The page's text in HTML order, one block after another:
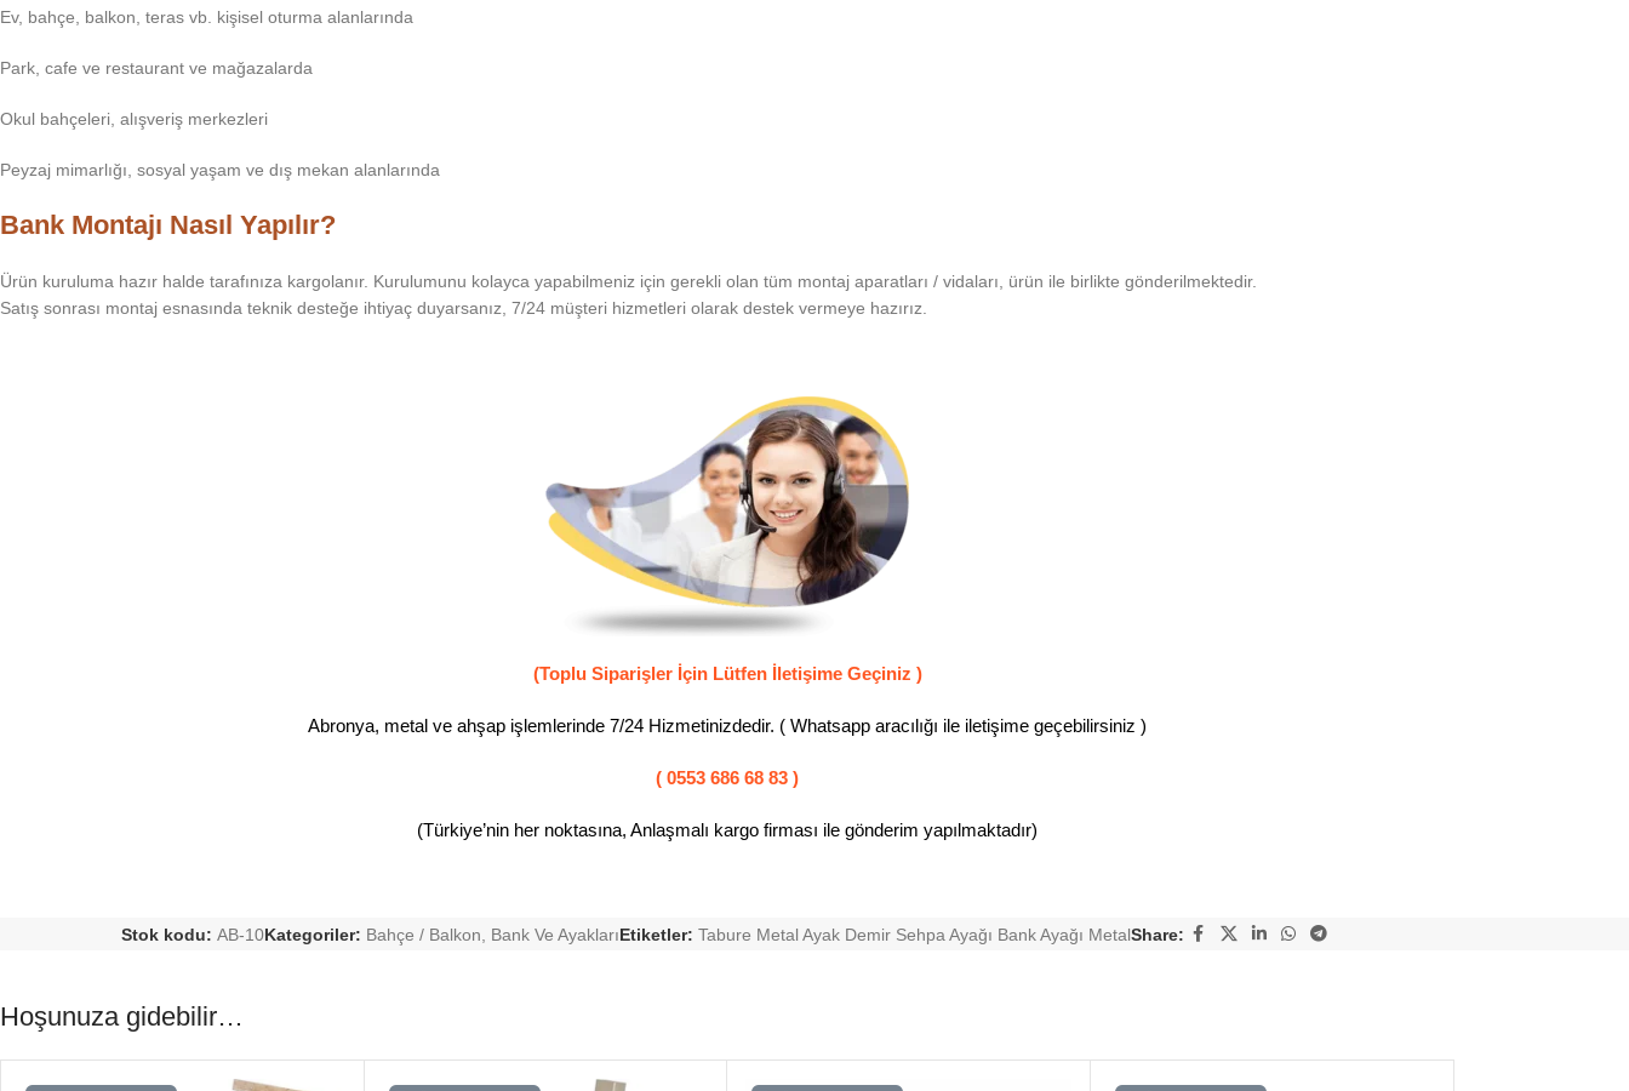
Ev, bahçe, balkon, teras vb. kişisel oturma alanlarında
Park, cafe ve restaurant ve mağazalarda
Okul bahçeleri, alışveriş merkezleri
Peyzaj mimarlığı, sosyal yaşam ve dış mekan alanlarında
Bank Montajı Nasıl Yapılır?
Ürün kuruluma hazır halde tarafınıza kargolanır. Kurulumunu kolayca yapabilmeniz için gerekli olan tüm montaj aparatları / vidaları, ürün ile birlikte gönderilmektedir.
Satış sonrası montaj esnasında teknik desteğe ihtiyaç duyarsanız, 7/24 müşteri hizmetleri olarak destek vermeye hazırız.
(Toplu Siparişler İçin Lütfen İletişime Geçiniz )
Abronya, metal ve ahşap işlemlerinde 7/24 Hizmetinizdedir. ( Whatsapp aracılığı ile iletişime geçebilirsiniz )
( 0553 686 68 83 )
(Türkiye’nin her noktasına, Anlaşmalı kargo firması ile gönderim yapılmaktadır)
Stok kodu: AB-10Kategoriler: Bahçe / Balkon Bank Ve AyaklarıEtiketler: Tabure Metal Ayak Demir Sehpa Ayağı Bank Ayağı MetalShare:
Hoşunuza gidebilir…